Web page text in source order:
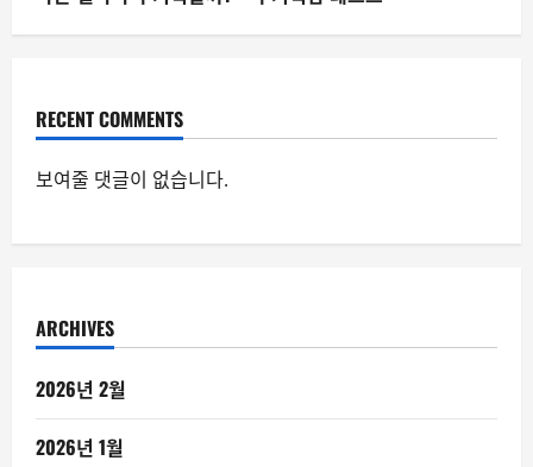
RECENT COMMENTS
보여줄 댓글이 없습니다.
ARCHIVES
2026년 2월
2026년 1월